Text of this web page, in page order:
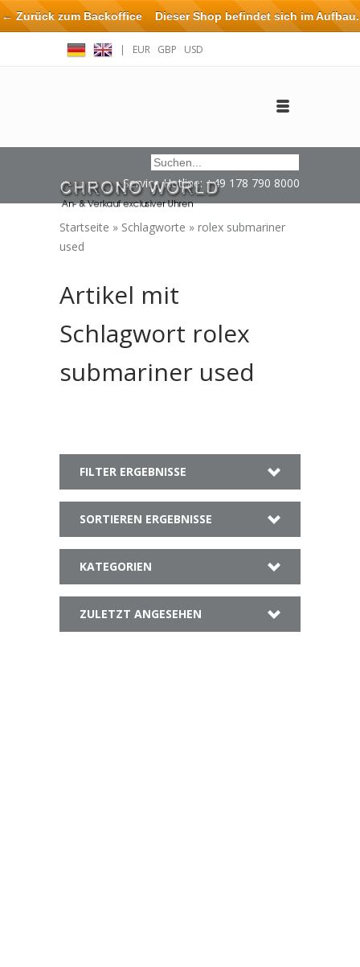
| EUR GBP USD
Service Hotline: +49 178 790 8000
Startseite » Schlagworte » rolex submariner
used
Artikel mit
Schlagwort rolex
submariner used
FILTER ERGEBNISSE
SORTIEREN ERGEBNISSE
KATEGORIEN
ZULETZT ANGESEHEN
← Zurück zum BackofficeDieser Shop befindet sich im Aufbau.
Eventuell können nicht alle Bestellungen eingehalten oder erfüllt